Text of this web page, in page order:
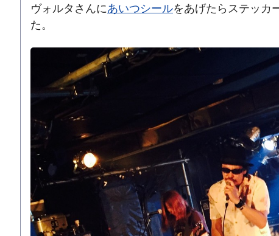
ヴォルタさんにあいつシールをあげたらステッカ
た。